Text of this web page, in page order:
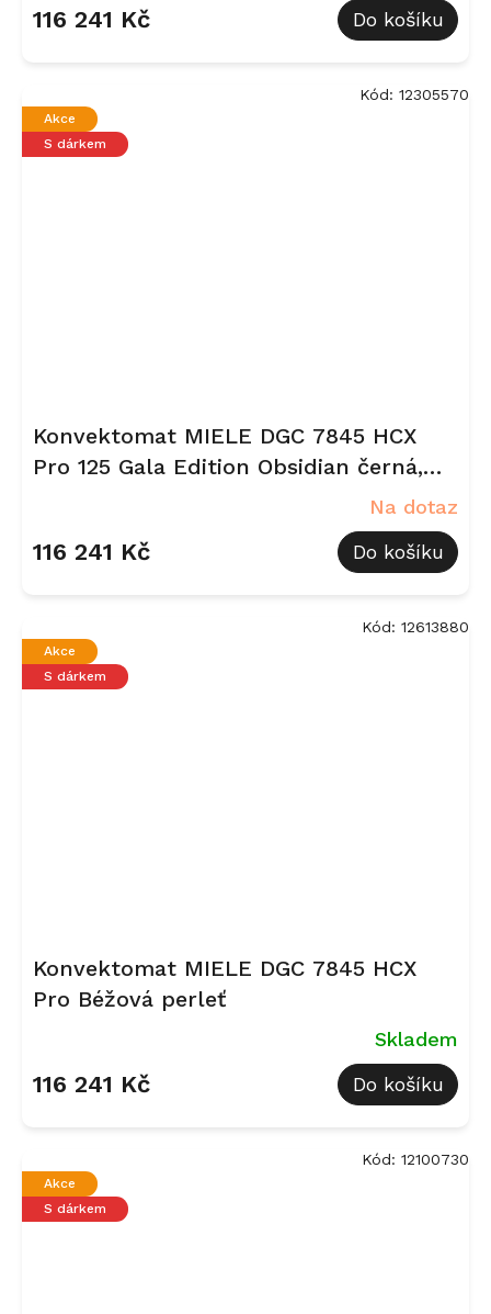
116 241 Kč Do košíku
Akce
S dárkem
Konvektomat MIELE DGC 7845 HCX
Pro 125 Gala Edition Obsidian černá,
Na dotaz
116 241 Kč Do košíku
Kód: 12305570
Akce
S dárkem
Konvektomat MIELE DGC 7845 HCX
Pro Béžová perleť
Skladem
116 241 Kč Do košíku
Kód: 12613880
Akce
S dárkem
Kód: 12100730